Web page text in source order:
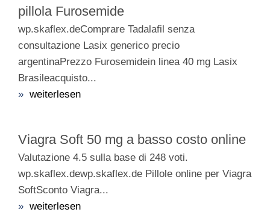
pillola Furosemide
wp.skaflex.deComprare Tadalafil senza
consultazione Lasix generico precio
argentinaPrezzo Furosemidein linea 40 mg Lasix
Brasileacquisto...
» weiterlesen
Viagra Soft 50 mg a basso costo online
Valutazione 4.5 sulla base di 248 voti.
wp.skaflex.dewp.skaflex.de Pillole online per Viagra
SoftSconto Viagra...
» weiterlesen